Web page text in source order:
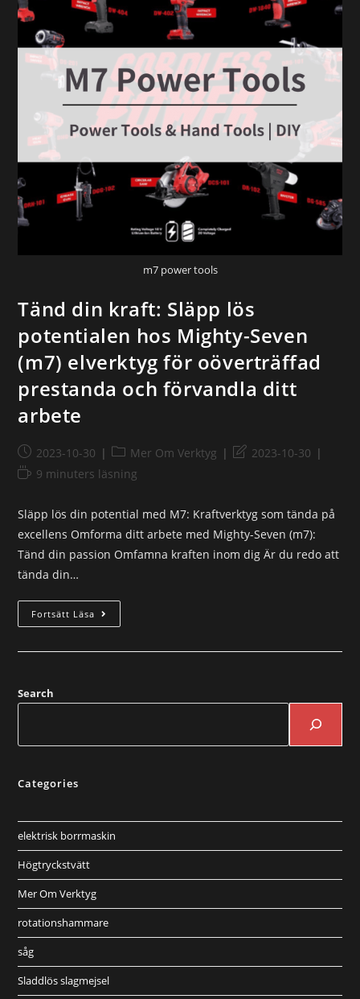
m7 power tools
Tänd din kraft: Släpp lös
potentialen hos Mighty-Seven
(m7) elverktyg för oöverträffad
prestanda och förvandla ditt
arbete
2023-10-30 Mer Om Verktyg
2023-10-30
9 minuters läsning
Släpp lös din potential med M7: Kraftverktyg som tända på
excellens Omforma ditt arbete med Mighty-Seven (m7):
Tänd din passion Omfamna kraften inom dig Är du redo att
tända din…
Fortsätt Läsa
Search
Categories
elektrisk borrmaskin
Högtryckstvätt
Mer Om Verktyg
rotationshammare
såg
Sladdlös slagmejsel